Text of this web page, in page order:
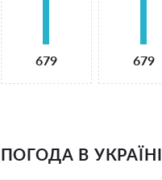
679 679
ПОГОДА В УКРАЇНІ